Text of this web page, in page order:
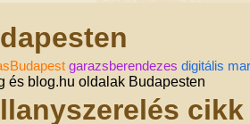
garazsberendezes digitális
és blog.hu oldalak Budapesten
cikk